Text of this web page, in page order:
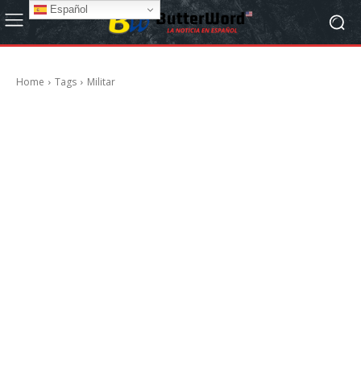
Home Tags Militar
Español